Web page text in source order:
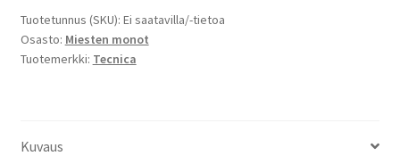
GW
Laskettelumonot
Tuotetunnus (SKU): Ei saatavilla/-tietoa
Osasto: Miesten monot
Tuotemerkki: Tecnica
Kuvaus